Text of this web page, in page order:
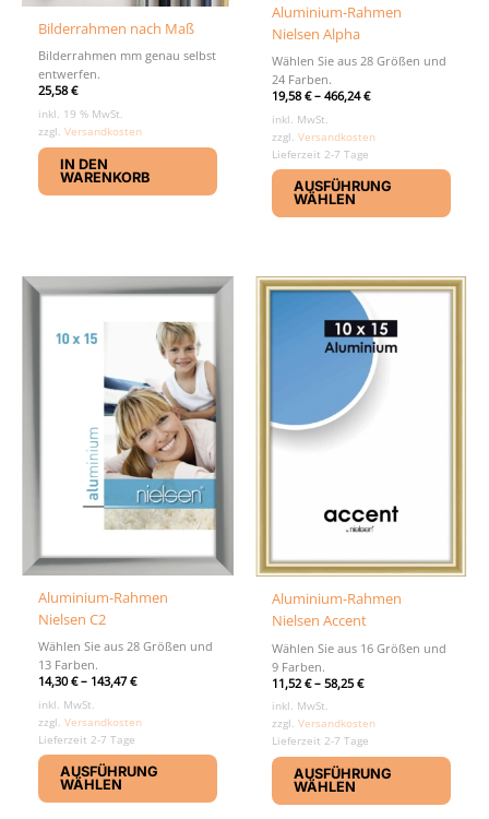
Bilderrahmen nach Maß
Bilderrahmen mm genau selbst
entwerfen.
25,58€
inkl. 19 % MwSt.
zzgl.Versandkosten
IN DEN
WARENKORB
Aluminium-Rahmen
Nielsen Alpha
Wählen Sie aus 28 Größen und
24 Farben.
19,58€–466,24€
inkl. MwSt.
zzgl.Versandkosten
Lieferzeit 2-7 Tage
AUSFÜHRUNG
WÄHLEN
weist
auf.
Aluminium-Rahmen
Nielsen C2
Wählen Sie aus 28 Größen und
13 Farben.
14,30€– 143,47€
inkl. MwSt.
zzgl.Versandkosten
Lieferzeit 2-7 Tage
AUSFÜHRUNG
WÄHLEN
Dieses
weist
Aluminium-Rahmen
Nielsen Accent
Wählen Sie aus 16 Größen und
9 Farben.
11,52€–58,25€
inkl. MwSt.
zzgl.Versandkosten
Lieferzeit 2-7 Tage
AUSFÜHRUNG
WÄHLEN
weist